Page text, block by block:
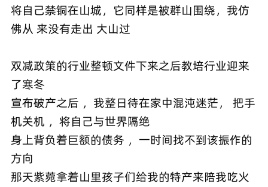
将自己禁铜在山城，它同样是被群山围绕，我仿
佛从 来没有走出 大山过
双减政策的行业整顿文件下来之后教培行业迎来
了寒冬
宣布破产之后 ，我整日待在家中混沌迷茫， 把手
机关机 ，将自己与世界隔绝
身上背负着巨额的债务 ，一时间找不到该振作的
方向
那天紫菀拿着山里孩子们给我的特产来陪我吃火